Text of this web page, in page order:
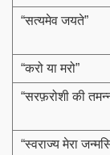
“सत्यमेव जयते”
“करो या मरो”
“सरफ़रोशी की
“स्वराज्य मेरा